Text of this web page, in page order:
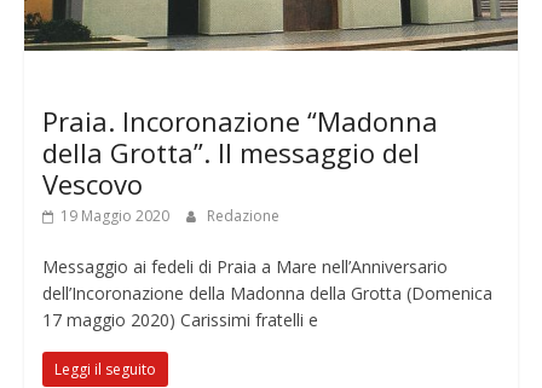
Praia. Incoronazione “Madonna
della Grotta”. Il messaggio del
Vescovo
19 Maggio 2020 Redazione
Messaggio ai fedeli di Praia a Mare nell’Anniversario
dell’Incoronazione della Madonna della Grotta (Domenica
17 maggio 2020) Carissimi fratelli e
Leggi il seguito